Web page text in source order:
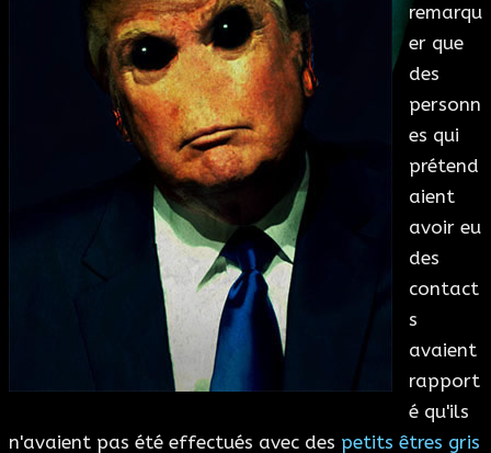
MAGIE ARABE
ESOTÉRISME
A PROPOS
remarqu
er que
des
personn
es qui
prétend
aient
avoir eu
des
contact
s
avaient
rapport
é qu'ils
n'avaient pas été effectués avec des petits êtres gris